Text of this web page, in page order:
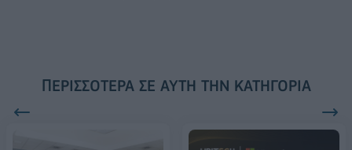
ΠΕΡΙΣΣΌΤΕΡΑ ΣΕ ΑΥΤΉ ΤΗΝ ΚΑΤΗΓΟΡΊΑ